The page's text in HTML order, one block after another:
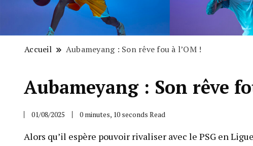
Accueil Aubameyang : Son rêve fou à l’OM !
Aubameyang : Son rêve
01/08/2025 0 minutes, 10 seconds Read
Alors qu’il espère pouvoir rivaliser avec le PSG en